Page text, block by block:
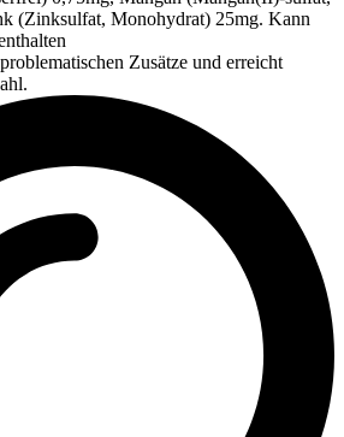
(Zinksulfat, Monohydrat) 25mg. Kann
Zusätze und erreicht